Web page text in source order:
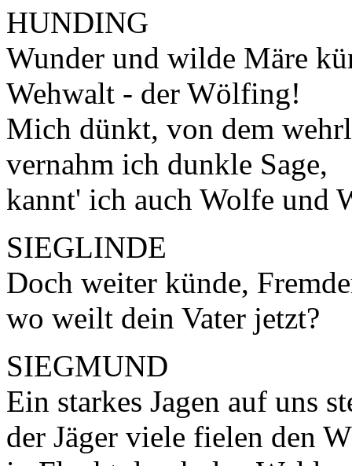
HUNDING
Wunder und wilde Märe
Wehwalt - der Wölfing!
Mich dünkt, von dem
vernahm ich dunkle Sage,
kannt' ich auch Wolfe und
SIEGLINDE
Doch weiter künde,
wo weilt dein Vater jetzt?
SIEGMUND
Ein starkes Jagen auf uns
der Jäger viele fielen den